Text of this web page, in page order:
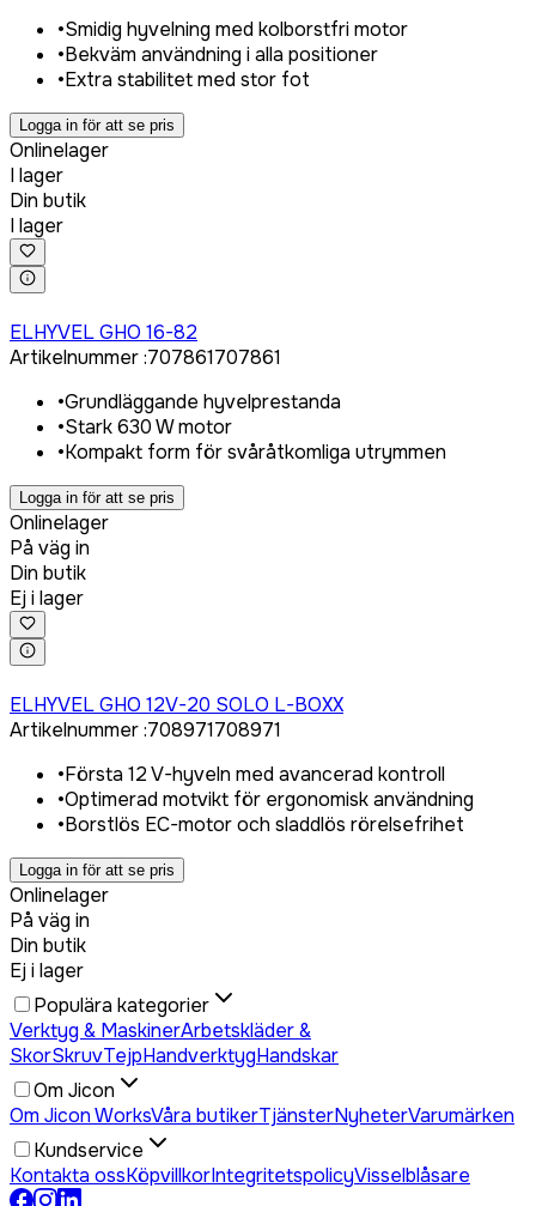
•Smidig hyvelning med kolborstfri motor
•Bekväm användning i alla positioner
•Extra stabilitet med stor fot
Logga in för att se pris
Onlinelager
I lager
Din butik
I lager
ELHYVEL GHO 16-82
Artikelnummer:707861707861
•Grundläggande hyvelprestanda
•Stark 630 W motor
•Kompakt form för svåråtkomliga utrymmen
Logga in för att se pris
Onlinelager
På väg in
Din butik
Ej i lager
ELHYVEL GHO 12V-20 SOLO L-BOXX
Artikelnummer:708971708971
•Första 12 V-hyveln med avancerad kontroll
•Optimerad motvikt för ergonomisk användning
•Borstlös EC-motor och sladdlös rörelsefrihet
Logga in för att se pris
Onlinelager
På väg in
Din butik
Ej i lager
Populära kategorier
Verktyg & MaskinerArbetskläder &
SkorSkruvTejpHandverktygHandskar
Om Jicon
Om Jicon WorksVåra butikerTjänsterNyheterVarumärken
Kundservice
Kontakta ossKöpvillkorIntegritetspolicyVisselblåsare